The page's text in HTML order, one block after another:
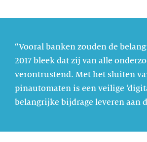
“Vooral banken zouden de
2017 bleek dat zij van alle
verontrustend. Met het sluiten
pinautomaten is een veilige
belangrijke bijdrage leveren aan